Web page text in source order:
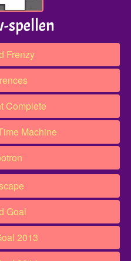
spellen
Frenzy
Complete
Machine
Goal
2013